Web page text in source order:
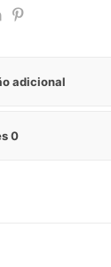
adicional
0